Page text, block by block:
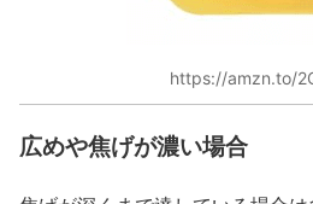
https://amzn.to/
広めや焦げが濃い場合